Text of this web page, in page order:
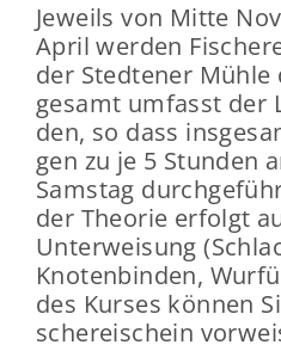
Je­weils von Mitte
April wer­den
der Sted­te­ner
ge­samt um­fasst der
den, so dass
gen zu je 5 Stun­den
Sams­tag
der Theo­rie er­folgt
Un­ter­wei­sung
Kno­ten­bin­den,
des Kur­ses kön­nen
sche­rei­schein